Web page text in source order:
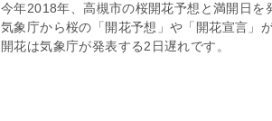
今年2018年、高槻市の桜開花予想と満開日を
気象庁から桜の「開花予想」や「開花宣言」
開花は気象庁が発表する2日遅れです。